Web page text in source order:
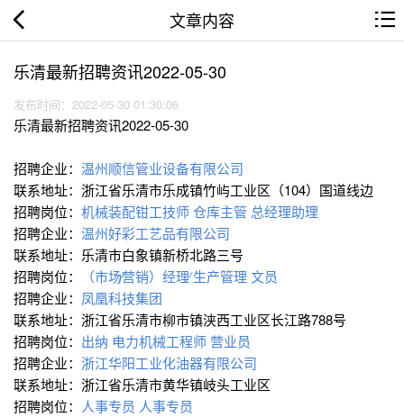
文章内容
乐清最新招聘资讯2022-05-30
发布时间：2022-05-30 01:30:06
乐清最新招聘资讯2022-05-30
招聘企业： 温州顺信管业设备有限公司
联系地址：浙江省乐清市乐成镇竹屿工业区（104）国道线边
招聘岗位： 机械装配钳工技师仓库主管 总经理助理
招聘企业： 温州好彩工艺品有限公司
联系地址：乐清市白象镇新桥北路三号
招聘岗位：
（市场∕营销）经理∕ 生产管理 文员
招聘企业： 凤凰科技集团
联系地址：浙江省乐清市柳市镇浃西工业区长江路788号
招聘岗位： 出纳 电力机械工程师 营业员
招聘企业： 浙江华阳工业化油器有限公司
联系地址：浙江省乐清市黄华镇岐头工业区
招聘岗位： 人事专员 人事专员